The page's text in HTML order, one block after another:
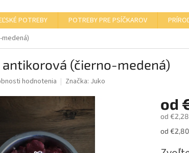
POTREBY POTREBY PRE PSÍČKAROV
antikorová (čierno-medená)
hodnotenia Značka: Juko
od
od €2,28
od